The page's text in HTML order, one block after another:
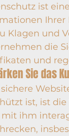
ist
Ihrer
Klagen und
die
und
Sie das
sichere
ist, ist
ihm